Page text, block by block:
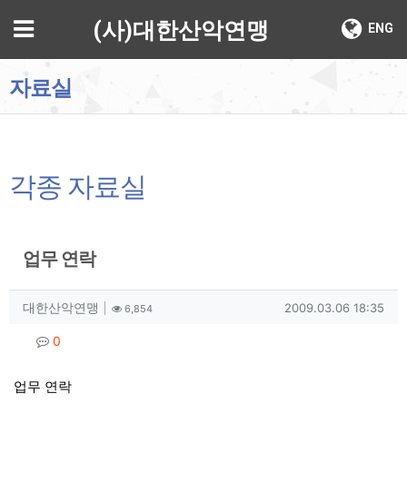
메뉴 ENG
(사)대한산악연맹
자료실
각종 자료실
업무 연락
작성자 정보
대한산악연맹 작성6,854조회 작성일
2009.03.06 18:35
컨텐츠 정보
0
본문
업무 연락